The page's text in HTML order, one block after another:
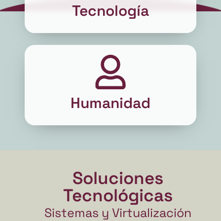
Tecnología
Humanidad
Soluciones
Tecnológicas
Sistemas y Virtualización